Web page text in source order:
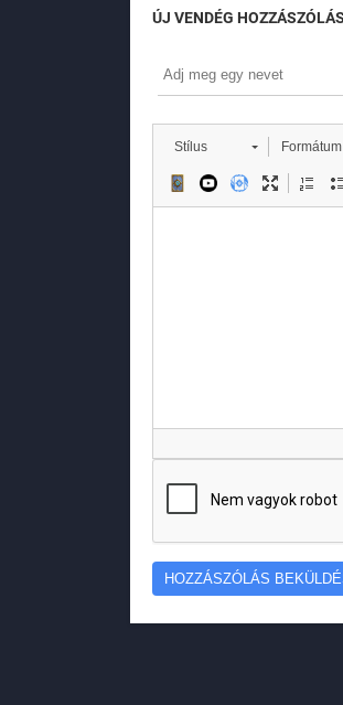
ÚJ VENDÉG HOZZÁSZÓLÁS
Stílus Formátum